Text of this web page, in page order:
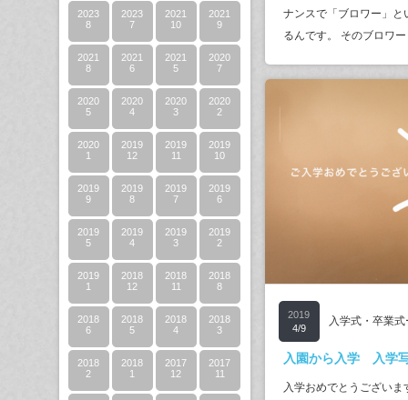
2023
8
2023
7
2021
10
2021
9
2021
8
2021
6
2021
5
2020
7
2020
5
2020
4
2020
3
2020
2
2020
1
2019
12
2019
11
2019
10
2019
9
2019
8
2019
7
2019
6
2019
5
2019
4
2019
3
2019
2
2019
1
2018
12
2018
11
2018
8
2018
6
2018
5
2018
4
2018
3
2018
2
2018
1
2017
12
2017
11
ナンスで「ブロワー」と
るんです。 そのブロワ
2019
4/9
入学式・卒業
入園から入学 入学
入学おめでとうござい